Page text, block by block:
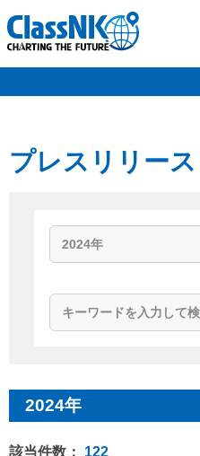
プレスリリース
2024年
該当件数： 122